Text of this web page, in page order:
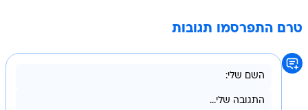
טרם התפרסמו תגובות